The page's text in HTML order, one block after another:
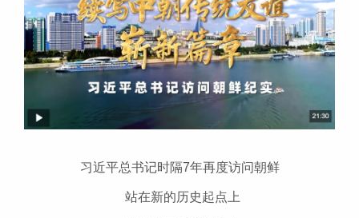
习近平总书记时隔7年再度访问朝鲜
站在新的历史起点上